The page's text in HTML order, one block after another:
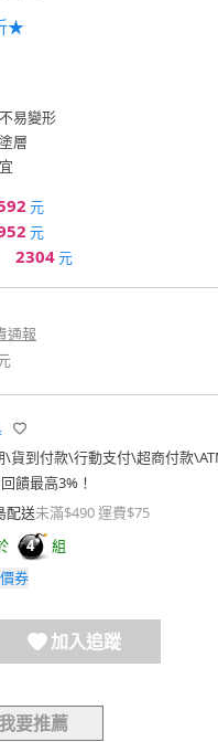
★
易變形
層
元
元
2304元
通報
\貨到付款\行動支付\超商付款\
饋最高3%！
配送未滿$490 運費$75
4
組
券
加入追蹤
我要推薦